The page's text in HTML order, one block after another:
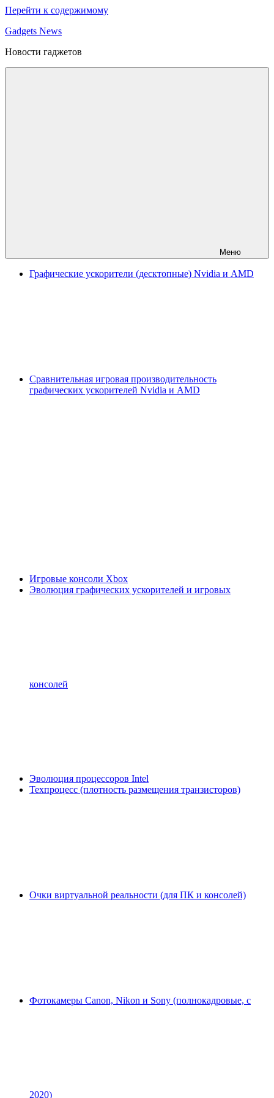
Перейти к содержимому
Gadgets News
Новости гаджетов
Меню
Графические ускорители (десктопные) Nvidia и AMD
Сравнительная игровая производительность
графических ускорителей Nvidia и AMD
Игровые консоли Xbox
Эволюция графических ускорителей и игровых
консолей
Эволюция процессоров Intel
Техпроцесс (плотность размещения транзисторов)
Очки виртуальной реальности (для ПК и консолей)
Фотокамеры Canon, Nikon и Sony (полнокадровые, с
2020)